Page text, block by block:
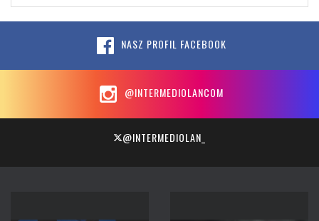
NASZ PROFIL FACEBOOK
@INTERMEDIOLANCOM
@INTERMEDIOLAN_